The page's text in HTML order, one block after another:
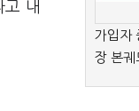
고 내
가입자
장 본궤